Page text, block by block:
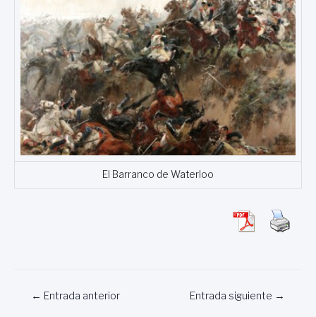
El Barranco de Waterloo
Navegación
← Entrada anterior Entrada siguiente →